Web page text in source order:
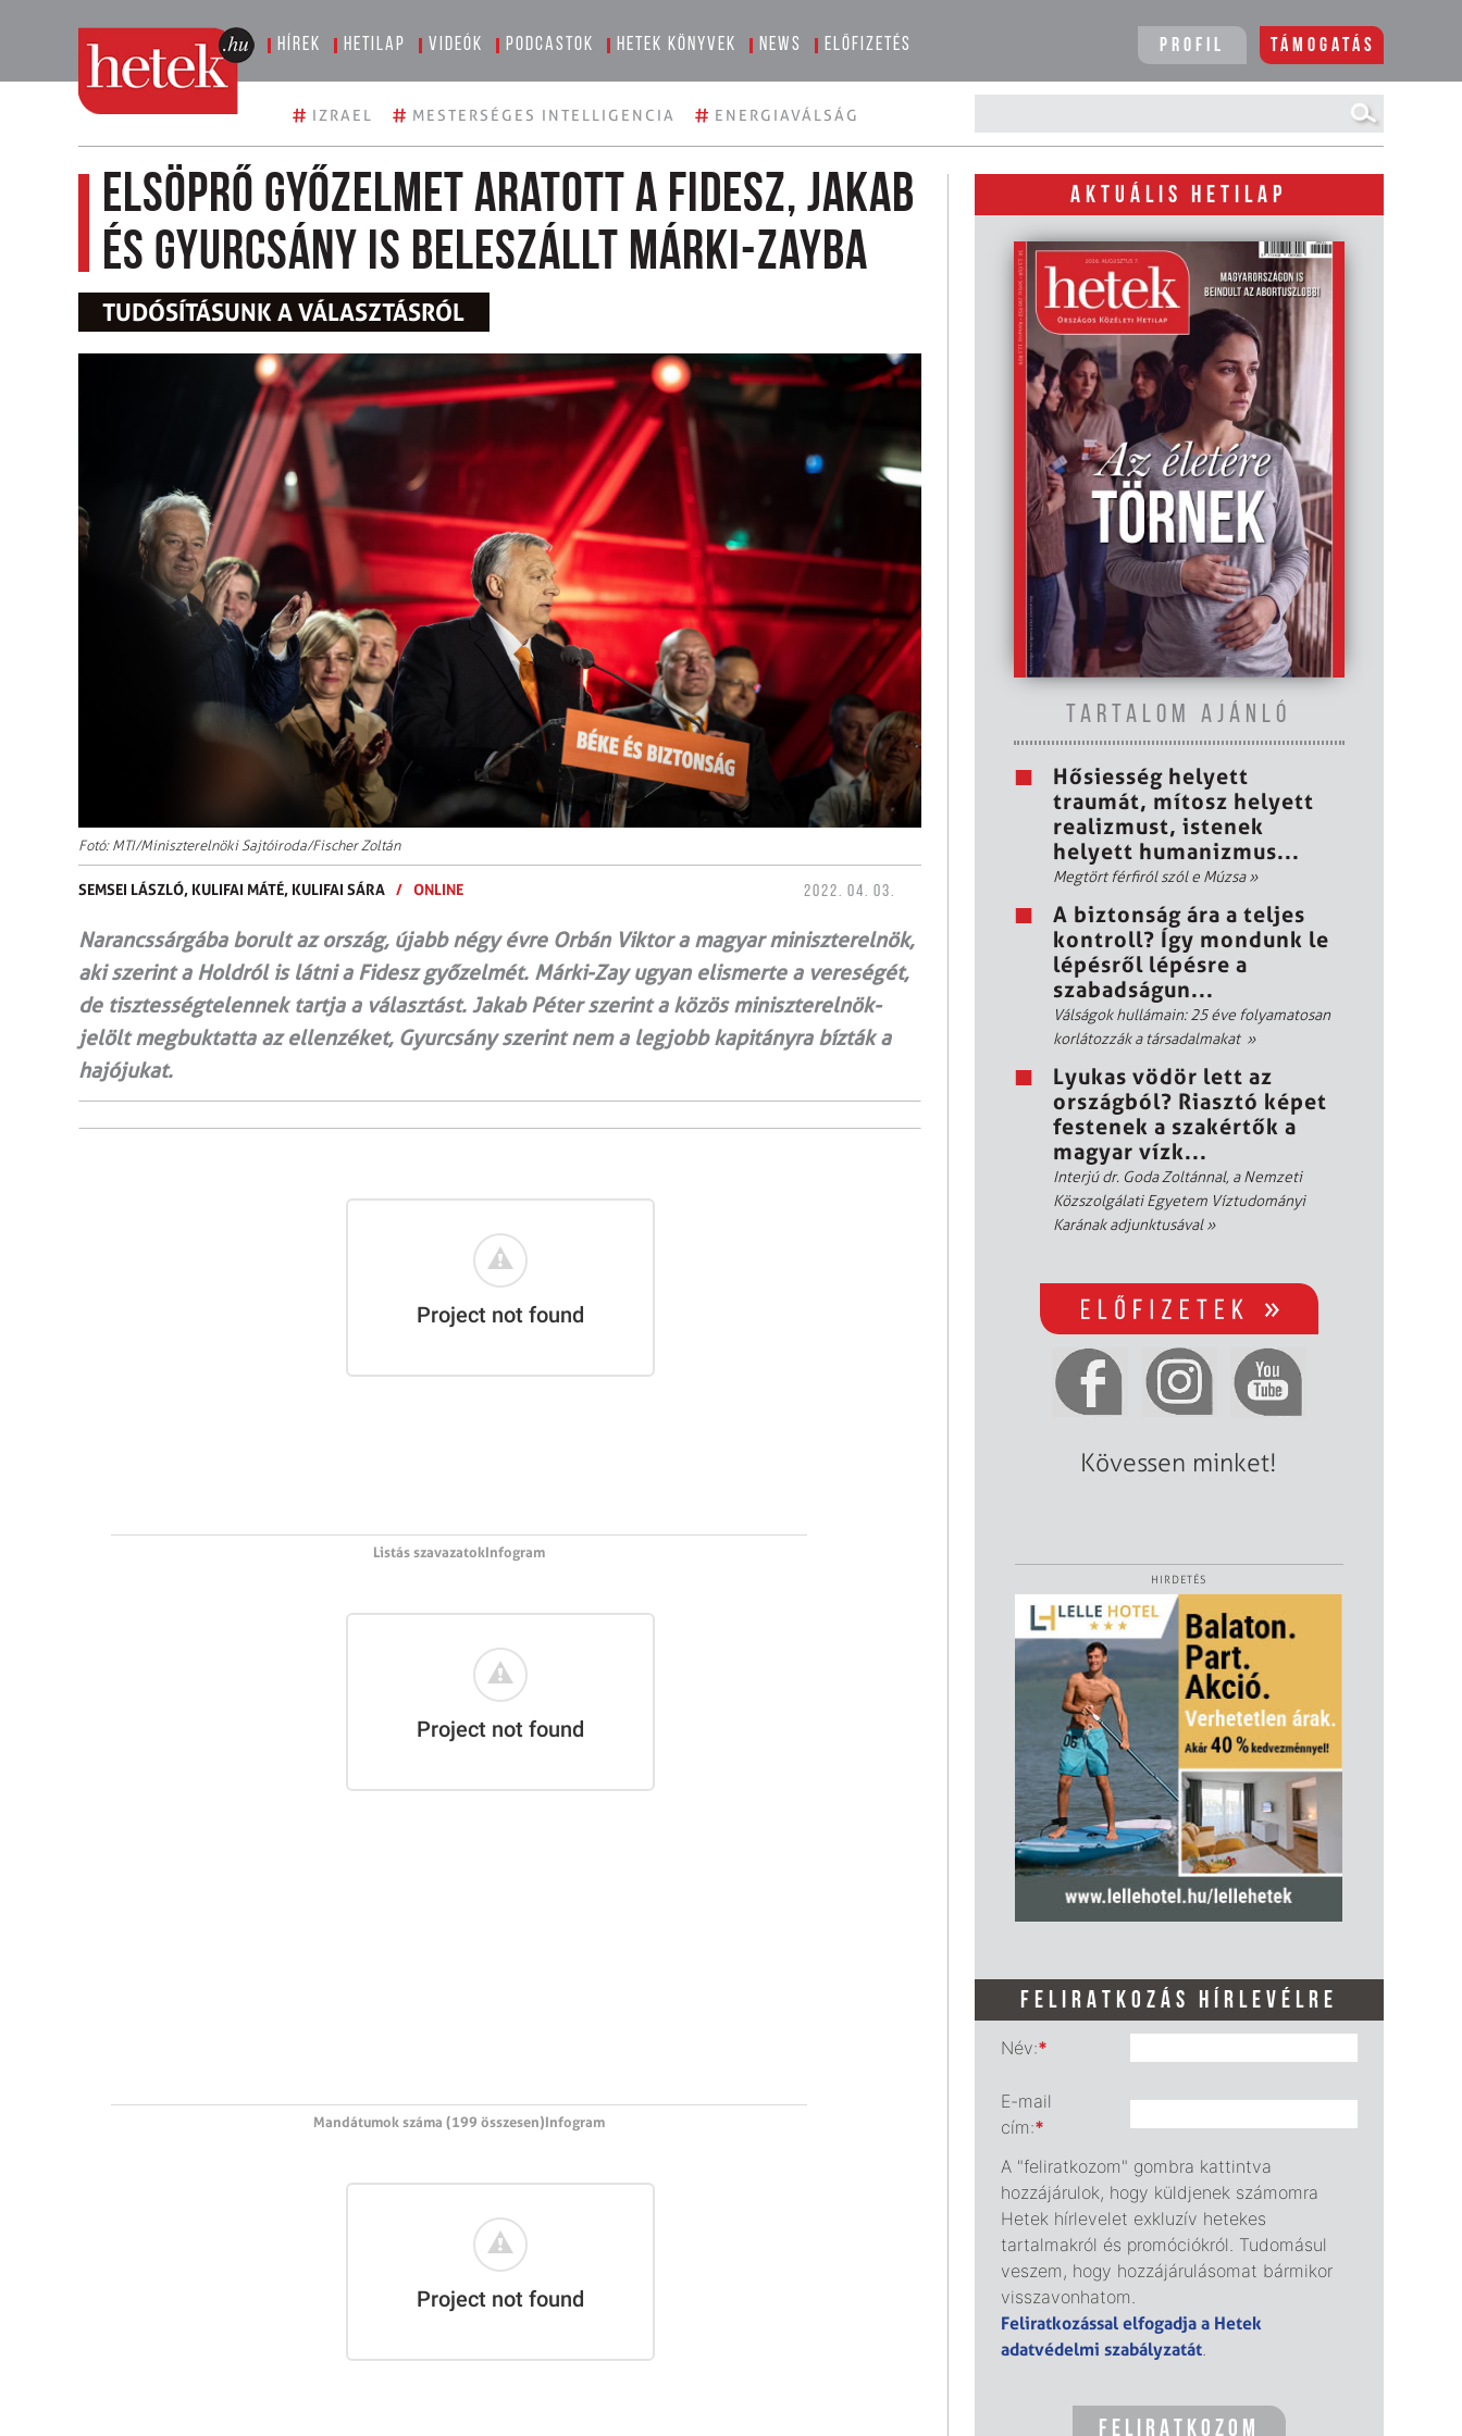
Hírek Hetilap Videók Podcastok Hetek könyvek News Előfizetés Profil Támogatás
# IZRAEL # MESTERSÉGES INTELLIGENCIA # ENERGIAVÁLSÁG
Elsöprő győzelmet aratott a Fidesz, Jakab
és Gyurcsány is beleszállt Márki-Zayba
TUDÓSÍTÁSUNK A VÁLASZTÁSRÓL
Fotó: MTI/Miniszterelnöki Sajtóiroda/Fischer Zoltán
SEMSEI LÁSZLÓ, KULIFAI MÁTÉ, KULIFAI SÁRA / ONLINE 2022. 04. 03.
Narancssárgába borult az ország, újabb négy évre Orbán Viktor a magyar miniszterelnök,
aki szerint a Holdról is látni a Fidesz győzelmét. Márki-Zay ugyan elismerte a vereségét,
de tisztességtelennek tartja a választást. Jakab Péter szerint a közös miniszterelnök-
jelölt megbuktatta az ellenzéket, Gyurcsány szerint nem a legjobb kapitányra bízták a
hajójukat.
Listás szavazatokInfogram
Mandátumok száma (199 összesen)Infogram
AKTUÁLIS HETILAP
TARTALOM AJÁNLÓ
Hősiesség helyett
traumát, mítosz helyett
realizmust, istenek
helyett humanizmus...
Megtört férfiról szól e Múzsa»
A biztonság ára a teljes
kontroll? Így mondunk le
lépésről lépésre a
szabadságun...
Válságok hullámain: 25 éve folyamatosan
korlátozzák a társadalmakat »
Lyukas vödör lett az
országból? Riasztó képet
festenek a szakértők a
magyar vízk...
Interjú dr. Goda Zoltánnal, a Nemzeti
Közszolgálati Egyetem Víztudományi
Karának adjunktusával»
Kövessen minket!
HIRDETÉS
FELIRATKOZÁS HÍRLEVÉLRE
Név:*
E-mail
cím:*
A "feliratkozom" gombra kattintva
hozzájárulok, hogy küldjenek számomra
Hetek hírlevelet exkluzív hetekes
tartalmakról és promóciókról. Tudomásul
veszem, hogy hozzájárulásomat bármikor
visszavonhatom.
Feliratkozással elfogadja a Hetek
adatvédelmi szabályzatát